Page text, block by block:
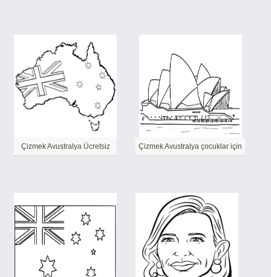
Çizmek Avustralya Ücretsiz Çizmek Avustralya çocuklar için